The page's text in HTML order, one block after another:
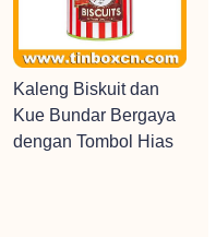
Kaleng Biskuit dan
Kue Bundar Bergaya
dengan Tombol Hias